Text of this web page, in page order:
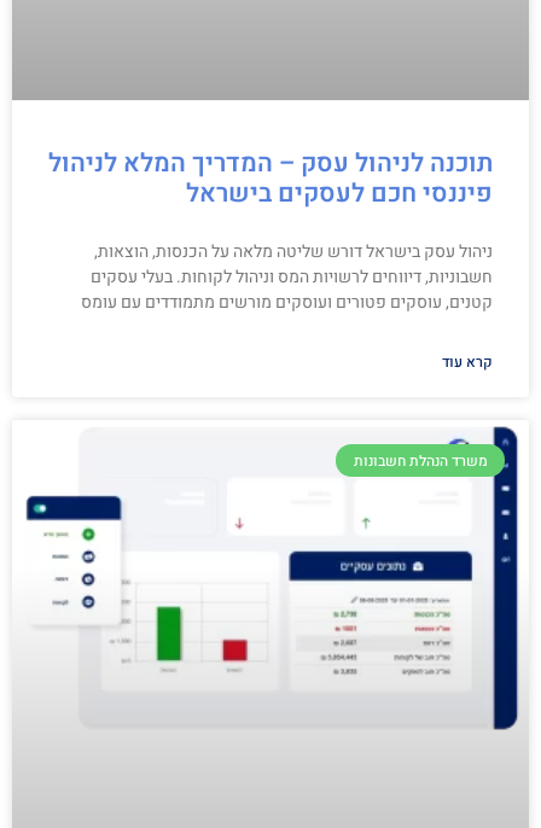
תוכנה לניהול עסק – המדריך המלא לניהול
פיננסי חכם לעסקים בישראל
ניהול עסק בישראל דורש שליטה מלאה על הכנסות, הוצאות,
חשבוניות, דיווחים לרשויות המס וניהול לקוחות. בעלי עסקים
קטנים, עוסקים פטורים ועוסקים מורשים מתמודדים עם עומס
קרא עוד
משרד הנהלת חשבונות